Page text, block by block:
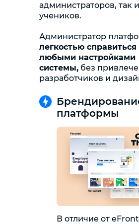
платформы
В отличие от
администраторов, так и
учеников.
Администратор
легкостью справиться
любыми настройками
системы, без
разработчиков и